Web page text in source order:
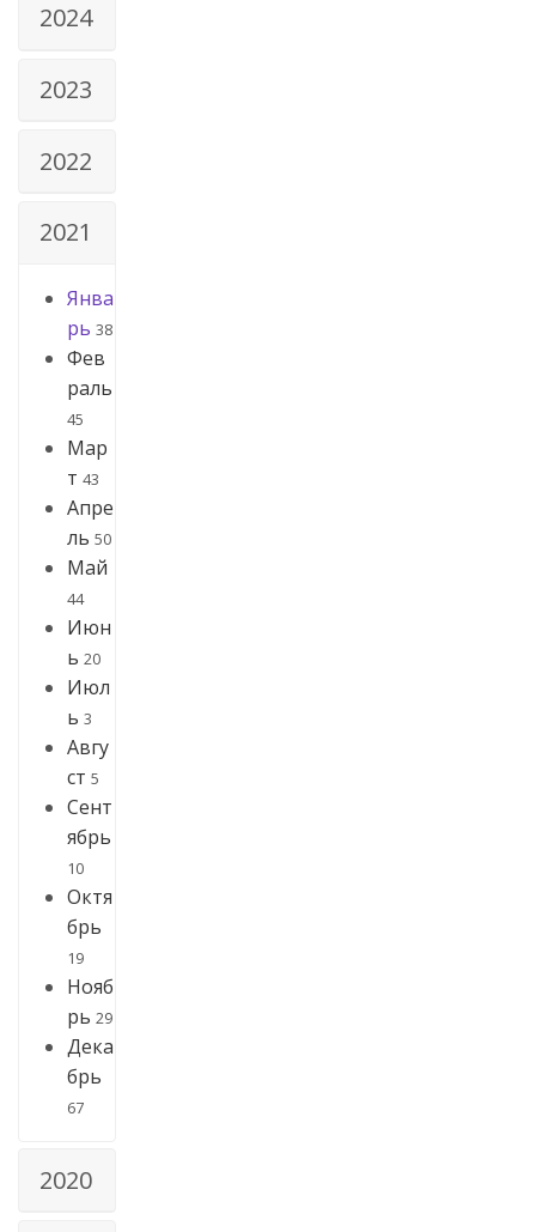
2024
2023
2022
2021
Янва
рь 38
Фев
раль
45
Мар
т 43
Апре
ль 50
Май
44
Июн
ь 20
Июл
ь 3
Авгу
ст 5
Сент
ябрь
10
Октя
брь
19
Нояб
рь 29
Дека
брь
67
2020